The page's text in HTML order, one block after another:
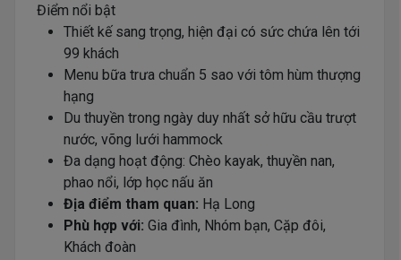
Điểm nổi bật
Thiết kế sang trọng, hiện đại có sức chứa lên tới
99 khách
Menu bữa trưa chuẩn 5 sao với tôm hùm thượng
hạng
Du thuyền trong ngày duy nhất sở hữu cầu trượt
nước, võng lưới hammock
Đa dạng hoạt động: Chèo kayak, thuyền nan,
phao nổi, lớp học nấu ăn
Địa điểm tham quan: Hạ Long
Phù hợp với: Gia đình, Nhóm bạn, Cặp đôi,
Khách đoàn